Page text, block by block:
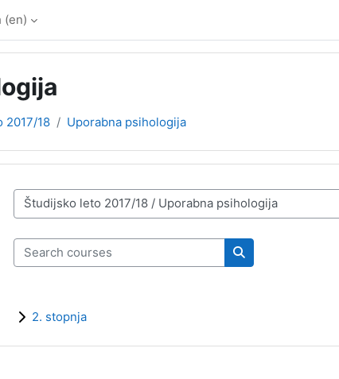
‎(en)‎
2017/18 Uporabna psihologija
Course categories
Search courses
Search courses
2. stopnja